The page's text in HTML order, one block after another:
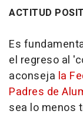
ACTITUD
Es
el regreso al
aconseja la
Padres de
sea lo menos